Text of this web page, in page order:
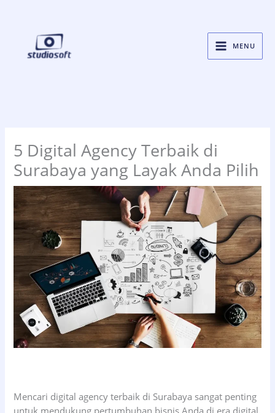
MENU
5 Digital Agency Terbaik di
Surabaya yang Layak Anda Pilih
Mencari digital agency terbaik di Surabaya sangat penting